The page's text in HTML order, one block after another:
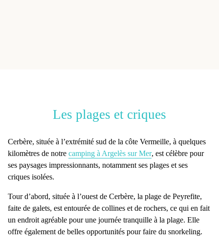
Les plages et criques
Cerbère, située à l’extrémité sud de la côte Vermeille, à quelques
kilomètres de notre camping à Argelès sur Mer, est célèbre pour
ses paysages impressionnants, notamment ses plages et ses
criques isolées.
Tour d’abord, située à l’ouest de Cerbère, la plage de Peyrefite,
faite de galets, est entourée de collines et de rochers, ce qui en fait
un endroit agréable pour une journée tranquille à la plage. Elle
offre également de belles opportunités pour faire du snorkeling.